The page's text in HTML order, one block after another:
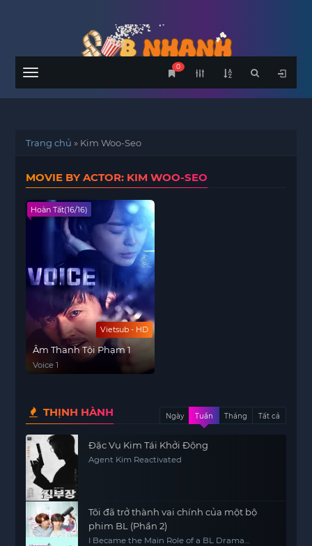
Menu
0
Trang chủ » Kim Woo-Seo
MOVIE BY ACTOR: KIM WOO-SEO
Vietsub - HD
Hoàn Tất(16/16)
Âm Thanh Tội Phạm 1
Voice 1
THỊNH HÀNH Ngày Tuần Tháng Tất cả
Đặc Vụ Kim Tái Khởi Động
Agent Kim Reactivated
Tôi đã trở thành vai chính của một bộ
phim BL (Phần 2)
I Became the Main Role of a BL Drama